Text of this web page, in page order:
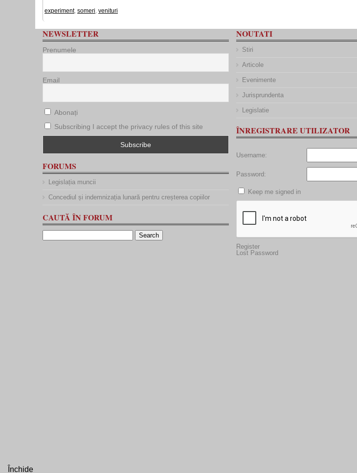
experiment, someri, venituri
NEWSLETTER
Prenumele
Email
Abonați
Subscribing I accept the privacy rules of this site
FORUMS
Legislația muncii
Concediul și indemnizația lunară pentru creșterea copiilor
CAUTĂ ÎN FORUM
NOUTATI
Stiri
Articole
Evenimente
Jurisprundenta
Legislatie
ÎNREGISTRARE UTILIZATOR
Username:
Password:
Keep me signed in
Register
Lost Password